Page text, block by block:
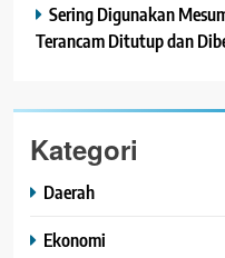
Sering Digunakan
Terancam Ditutup dan
Kategori
Daerah
Ekonomi